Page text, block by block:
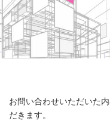
お問い合わせいただいた
だきます。